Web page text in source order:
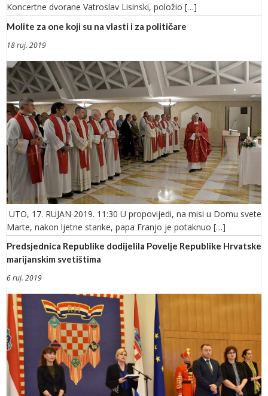
Koncertne dvorane Vatroslav Lisinski, položio […]
Molite za one koji su na vlasti i za političare
18 ruj. 2019
UTO, 17. RUJAN 2019. 11:30 U propovijedi, na misi u Domu svete
Marte, nakon ljetne stanke, papa Franjo je potaknuo […]
Predsjednica Republike dodijelila Povelje Republike Hrvatske
marijanskim svetištima
6 ruj. 2019